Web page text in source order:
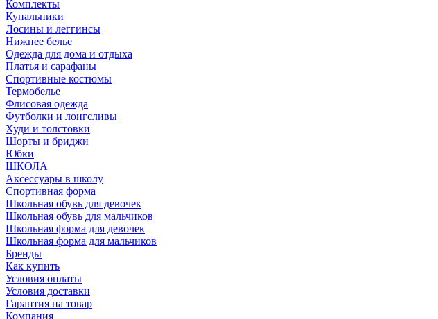
Комплекты
Купальники
Лосины и леггинсы
Нижнее белье
Одежда для дома и отдыха
Платья и сарафаны
Спортивные костюмы
Термобелье
Флисовая одежда
Футболки и лонгсливы
Худи и толстовки
Шорты и бриджи
Юбки
ШКОЛА
Аксессуары в школу
Спортивная форма
Школьная обувь для девочек
Школьная обувь для мальчиков
Школьная форма для девочек
Школьная форма для мальчиков
Бренды
Как купить
Условия оплаты
Условия доставки
Гарантия на товар
Компания